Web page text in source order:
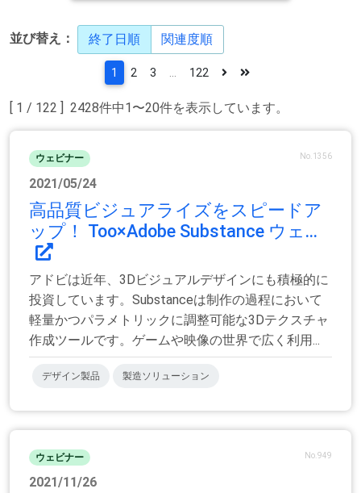
並び替え： 終了日順 関連度順
[ 1 / 122 ] 2428件中1〜20件を表示しています。
1 2 3 122
ウェビナー No.1356
2021/05/24
高品質ビジュアライズをスピードア
ップ！ Too×Adobe Substance ウェ...
アドビは近年、3Dビジュアルデザインにも積極的に
投資しています。Substanceは制作の過程において
軽量かつパラメトリックに調整可能な3Dテクスチャ
作成ツールです。ゲームや映像の世界で広く利用...
デザイン製品 製造ソリューション
ウェビナー No.949
2021/11/26